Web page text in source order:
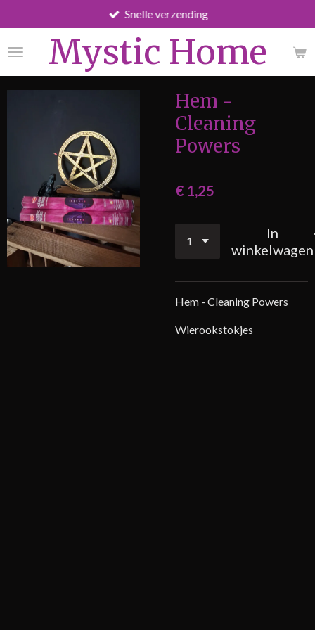
direct
naar
Mystic Home
Snelle verzending
Hem -
Cleaning
Powers
€ 1,25
In
winkelwagen
Hem - Cleaning Powers
Wierookstokjes